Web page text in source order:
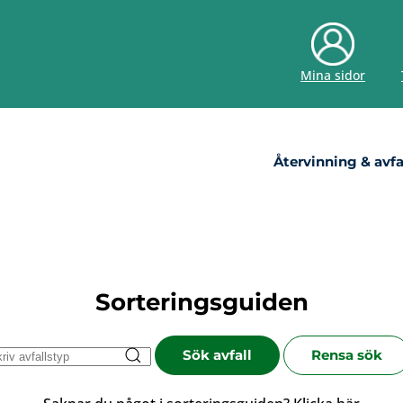
Mina sidor
Återvinning &
Sorteringsguiden
Sök avfall Rensa sök